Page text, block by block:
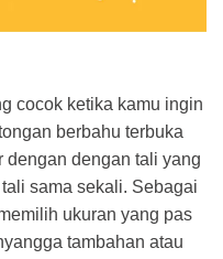
cocok ketika kamu ingin
berbahu terbuka
dengan dengan tali yang
sama sekali. Sebagai
ukuran yang pas
tambahan atau